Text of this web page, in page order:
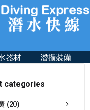
器材 潛攝裝備
categories
(20)